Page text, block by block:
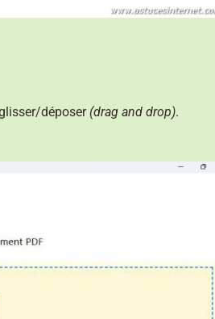
déposer (drag and drop).